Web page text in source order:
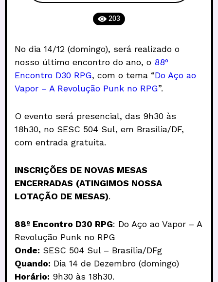
203
No dia 14/12 (domingo), será realizado o
nosso último encontro do ano, o 88º
Encontro D30 RPG, com o tema “Do Aço ao
Vapor – A Revolução Punk no RPG”.
O evento será presencial, das 9h30 às
18h30, no SESC 504 Sul, em Brasília/DF,
com entrada gratuita.
INSCRIÇÕES DE NOVAS MESAS
ENCERRADAS (ATINGIMOS NOSSA
LOTAÇÃO DE MESAS).
88º Encontro D30 RPG: Do Aço ao Vapor – A
Revolução Punk no RPG
Onde: SESC 504 Sul – Brasília/DFg
Quando: Dia 14 de Dezembro (domingo)
Horário: 9h30 às 18h30.